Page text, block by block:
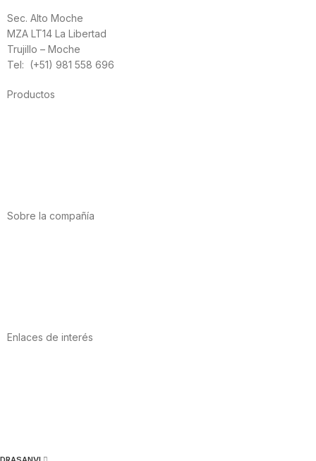
Sec. Alto Moche
MZA LT14 La Libertad
Trujillo – Moche
Tel: (+51) 981 558 696
Productos
Sobre la compañía
Enlaces de interés